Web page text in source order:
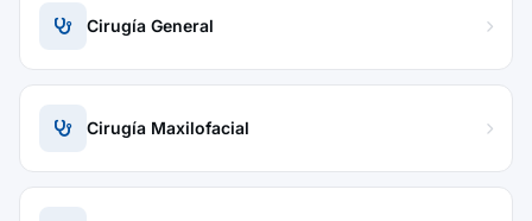
Cirugía General
Cirugía Maxilofacial